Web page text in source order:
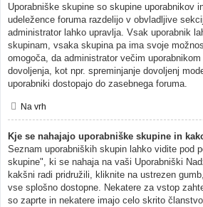
Uporabniške skupine so skupine uporabnikov
udeležence foruma razdelijo v obvladljive
administrator lahko upravlja. Vsak uporabnik
skupinam, vsaka skupina pa ima svoje
omogoča, da administrator večim
dovoljenja, kot npr. spreminjanje dovoljenj
uporabniki dostopajo do zasebnega foruma.
Na vrh
Kje se nahajajo uporabniške skupine in
Seznam uporabniških skupin lahko vidite pod
skupine", ki se nahaja na vaši Uporabniški
kakšni radi pridružili, kliknite na ustrezen
vse splošno dostopne. Nekatere za vstop
so zaprte in nekatere imajo celo skrito